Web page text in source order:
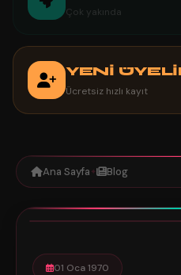
Çok yakında
YENİ
Ücretsiz hızlı kayıt
Ana Sayfa ✦ Blog
01 Oca 1970